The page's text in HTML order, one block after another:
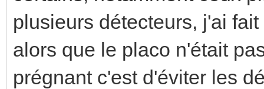
plusieurs détecteurs, j'ai
alors que le placo n'était
prégnant c'est d'éviter les